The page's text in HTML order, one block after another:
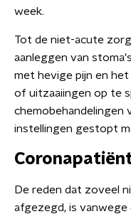
week.
Tot de niet-acute
aanleggen van
met hevige pijn en het
of uitzaaiingen op te
chemobehandelingen
instellingen gestopt
De reden dat zoveel
afgezegd, is